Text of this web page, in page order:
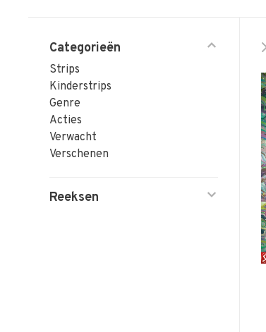
Categorieën
Strips
Kinderstrips
Genre
Acties
Verwacht
Verschenen
Reeksen